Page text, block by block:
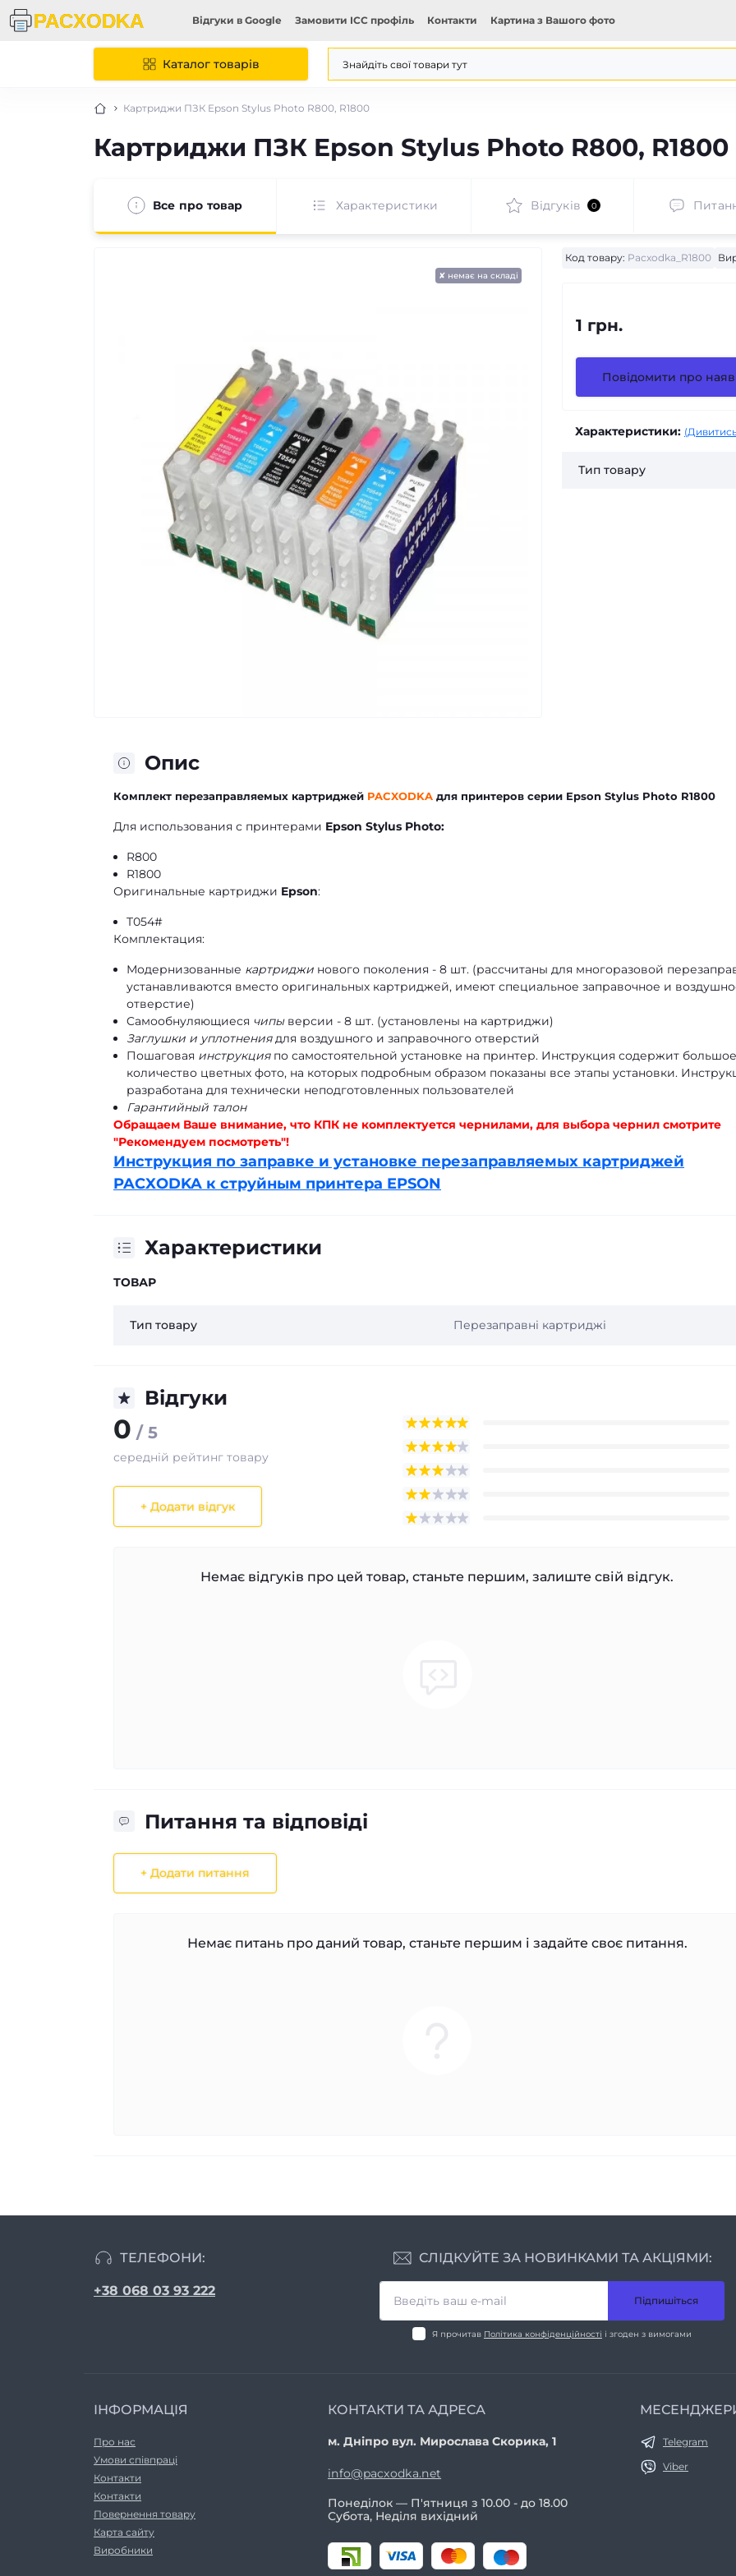
Відгуки в Google Замовити ICC профіль Контакти Картина з Вашого фото
Каталог товарів
Картриджи ПЗК Epson Stylus Photo R800, R1800
Картриджи ПЗК Epson Stylus Photo R800, R1800
Все про товар Характеристики Відгуків 0
✘ немає на складі
Код товару: Pacxodka_R1800
1 грн.
Повідомити про
Характеристики:
Тип товару
Опис
Комплект перезаправляемых картриджей PACXODKA для принтеров серии Epson Stylus Photo R1800
Для использования с принтерами Epson Stylus Photo:
R800
R1800
Оригинальные картриджи Epson:
T054#
Комплектация:
Модернизованные картриджи нового поколения - 8 шт. (рассчитаны для многоразовой
устанавливаются вместо оригинальных картриджей, имеют специальное заправочное и
отверстие)
Cамообнуляющиеся чипыверсии - 8 шт. (установлены на картриджи)
Заглушки и уплотнениядля воздушного и заправочного отверстий
Пошаговая инструкцияпо самостоятельной установке на принтер. Инструкция содержит большое
количество цветных фото, на которых подробным образом показаны все этапы установки.
разработана для технически неподготовленных пользователей
Гарантийный талон
Обращаем Ваше внимание, что КПК не комплектуется чернилами, для выбора чернил смотрите
"Рекомендуем посмотреть"!
Инструкция по заправке и установке перезаправляемых картриджей
PACXODKA к струйным принтера EPSON
Характеристики
ТОВАР
Тип товару Перезаправні картриджі
Відгуки
0 / 5
середній рейтинг товару
+ Додати відгук
Немає відгуків про цей товар, станьте першим, залиште свій відгук.
Питання та відповіді
+ Додати питання
Немає питань про даний товар, станьте першим і задайте своє питання.
ТЕЛЕФОНИ:
+38 068 03 93 222
СЛІДКУЙТЕ ЗА НОВИНКАМИ ТА АКЦІЯМИ:
Підпишіться
Я прочитав Політика конфіденційності і згоден з вимогами
ІНФОРМАЦІЯ
Про нас
Умови співпраці
Контакти
Контакти
Повернення товару
Карта сайту
Виробники
КОНТАКТИ ТА АДРЕСА
м. Дніпро вул. Мирослава Скорика, 1
info@pacxodka.net
Понеділок — П'ятниця з 10.00 - до 18.00
Субота, Неділя вихідний
Telegram
Viber